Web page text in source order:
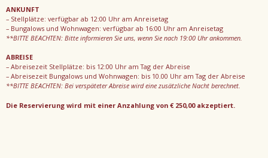
ANKUNFT
– Stellplätze: verfügbar ab 12:00 Uhr am Anreisetag
– Bungalows und Wohnwagen: verfügbar ab 16:00 Uhr am Anreisetag
**BITTE BEACHTEN: Bitte informieren Sie uns, wenn Sie nach 19:00 Uhr ankommen.
ABREISE
– Abreisezeit Stellplätze: bis 12:00 Uhr am Tag der Abreise
– Abreisezeit Bungalows und Wohnwagen: bis 10.00 Uhr am Tag der Abreise
**BITTE BEACHTEN: Bei verspäteter Abreise wird eine zusätzliche Nacht berechnet.
Die Reservierung wird mit einer Anzahlung von € 250,00 akzeptiert.